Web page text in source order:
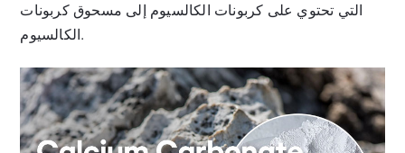
التي تحتوي على كربونات الكالسيوم إلى مسحوق كربونات
الكالسيوم.